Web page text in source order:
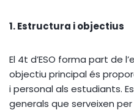
1. Estructura i objectius
El 4t d’ESO forma part de
objectiu principal és
i personal als estudiants.
generals que serveixen